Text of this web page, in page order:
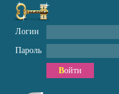
Логин
Пароль
Войти